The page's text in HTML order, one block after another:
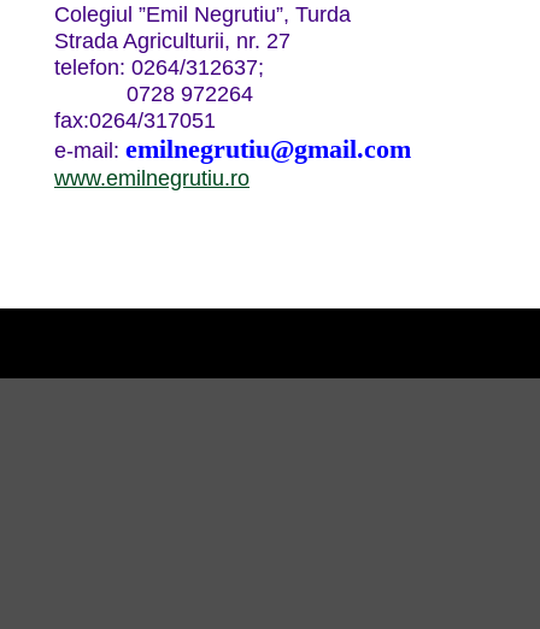
Colegiul ”Emil Negrutiu”, Turda
Strada Agriculturii, nr. 27
telefon: 0264/312637;
0728 972264
fax:0264/317051
e-mail: emilnegrutiu@gmail.com
www.emilnegrutiu.ro